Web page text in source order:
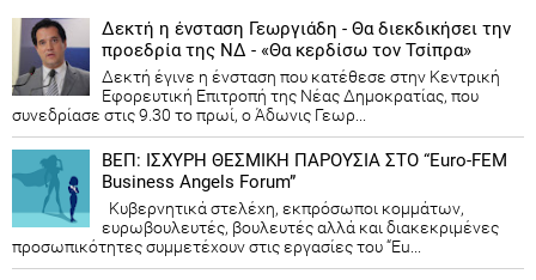
Δεκτή η ένσταση Γεωργιάδη - Θα διεκδικήσει την
προεδρία της ΝΔ - «Θα κερδίσω τον Τσίπρα»
Δεκτή έγινε η ένσταση που κατέθεσε στην Κεντρική
Εφορευτική Επιτροπή της Νέας Δημοκρατίας, που
συνεδρίασε στις 9.30 το πρωί, ο Άδωνις Γεωρ...
ΒΕΠ: ΙΣΧΥΡΗ ΘΕΣΜΙΚΗ ΠΑΡΟΥΣΙΑ ΣΤΟ “Euro-FEM
Business Angels Forum”
Κυβερνητικά στελέχη, εκπρόσωποι κομμάτων,
ευρωβουλευτές, βουλευτές αλλά και διακεκριμένες
προσωπικότητες συμμετέχουν στις εργασίες του “Eu...